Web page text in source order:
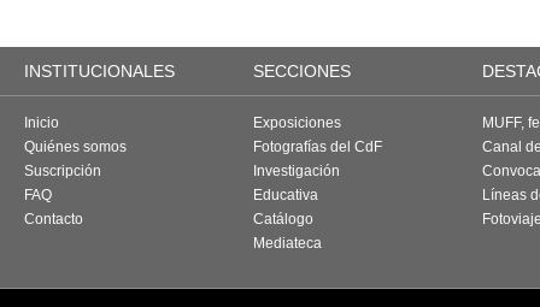
INSTITUCIONALES SECCIONES
Inicio
Quiénes somos
Suscripción
FAQ
Contacto
Exposiciones
Fotografías del CdF
Investigación
Educativa
Catálogo
Mediateca
MUFF,
Canal
Líneas